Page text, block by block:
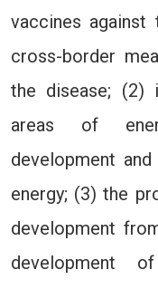
vaccines against
cross-border
the disease; (2)
areas of
development
energy; (3) the
development
development